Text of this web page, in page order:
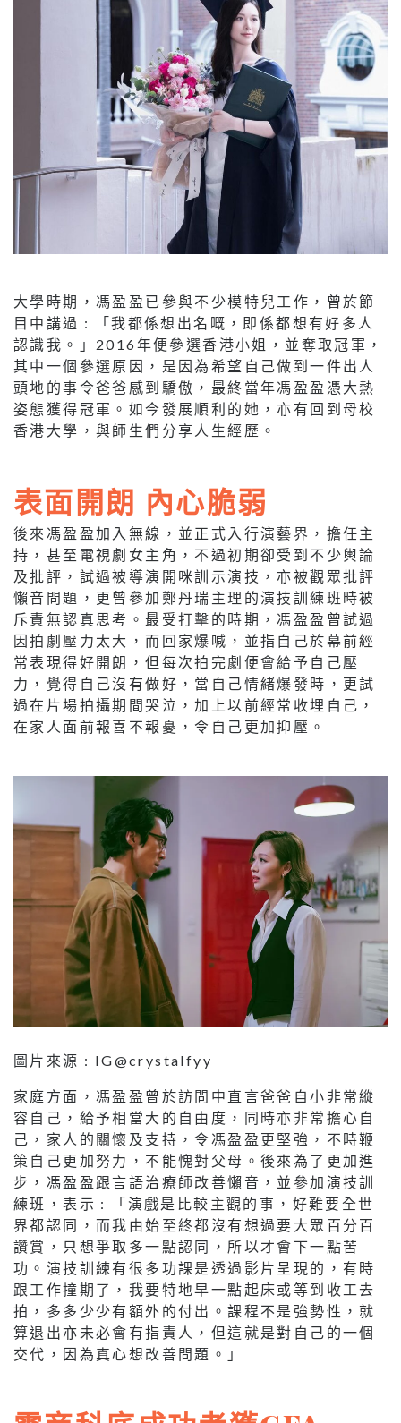
大學時期，馮盈盈已參與不少模特兒工作，曾於節
目中講過 : 「我都係想出名嘅，即係都想有好多人
認識我。」2016年便參選香港小姐，並奪取冠軍，
其中一個參選原因，是因為希望自己做到一件出人
頭地的事令爸爸感到驕傲，最終當年馮盈盈憑大熱
姿態獲得冠軍。如今發展順利的她，亦有回到母校
香港大學，與師生們分享人生經歷。
表面開朗 內心脆弱
後來馮盈盈加入無線，並正式入行演藝界，擔任主
持，甚至電視劇女主角，不過初期卻受到不少輿論
及批評，試過被導演開咪訓示演技，亦被觀眾批評
懶音問題，更曾參加鄭丹瑞主理的演技訓練班時被
斥責無認真思考。最受打擊的時期，馮盈盈曾試過
因拍劇壓力太大，而回家爆喊，並指自己於幕前經
常表現得好開朗，但每次拍完劇便會給予自己壓
力，覺得自己沒有做好，當自己情緒爆發時，更試
過在片場拍攝期間哭泣，加上以前經常收埋自己，
在家人面前報喜不報憂，令自己更加抑壓。
圖片來源 : IG@crystalfyy
家庭方面，馮盈盈曾於訪問中直言爸爸自小非常縱
容自己，給予相當大的自由度，同時亦非常擔心自
己，家人的關懷及支持，令馮盈盈更堅強，不時鞭
策自己更加努力，不能愧對父母。後來為了更加進
步，馮盈盈跟言語治療師改善懶音，並參加演技訓
練班，表示 : 「演戲是比較主觀的事，好難要全世
界都認同，而我由始至終都沒有想過要大眾百分百
讚賞，只想爭取多一點認同，所以才會下一點苦
功。演技訓練有很多功課是透過影片呈現的，有時
跟工作撞期了，我要特地早一點起床或等到收工去
拍，多多少少有額外的付出。課程不是強勢性，就
算退出亦未必會有指責人，但這就是對自己的一個
交代，因為真心想改善問題。」